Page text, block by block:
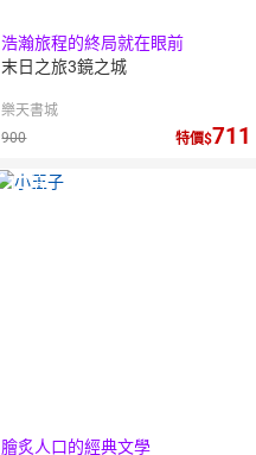
浩瀚旅程的終局就在眼前
末日之旅3鏡之城
樂天書城
900
特價 711
10倍
膾炙人口的經典文學